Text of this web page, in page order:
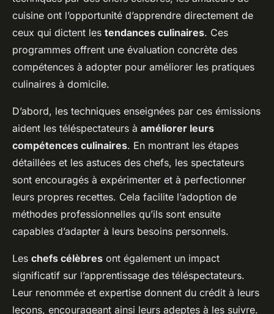
cuisine ont l’opportunité d’apprendre directement de
ceux qui dictent les tendances culinaires. Ces
programmes offrent une évaluation concrète des
compétences à adopter pour améliorer les pratiques
culinaires à domicile.
D’abord, les techniques enseignées par ces émissions
aident les téléspectateurs à améliorer leurs
compétences culinaires. En montrant les étapes
détaillées et les astuces des chefs, les spectateurs
sont encouragés à expérimenter et à perfectionner
leurs propres recettes. Cela facilite l’adoption de
méthodes professionnelles qu’ils sont ensuite
capables d’adapter à leurs besoins personnels.
Les chefs célèbres ont également un impact
significatif sur l’apprentissage des téléspectateurs.
Leur renommée et expertise donnent du crédit à leurs
leçons, encourageant ainsi leurs adeptes à les suivre.